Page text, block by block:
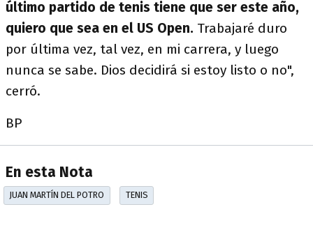
último partido de tenis tiene que ser este año,
quiero que sea en el US Open. Trabajaré duro
por última vez, tal vez, en mi carrera, y luego
nunca se sabe. Dios decidirá si estoy listo o no",
cerró.
BP
En esta Nota
JUAN MARTÍN DEL POTRO TENIS